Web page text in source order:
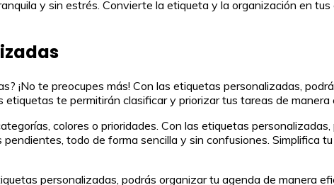
y sin estrés. Convierte la etiqueta y la organización en
¡No te preocupes más! Con las etiquetas personalizadas,
te permitirán clasificar y priorizar tus tareas de manera
colores o prioridades. Con las etiquetas
todo de forma sencilla y sin confusiones. Simplifica
personalizadas, podrás organizar tu agenda de manera